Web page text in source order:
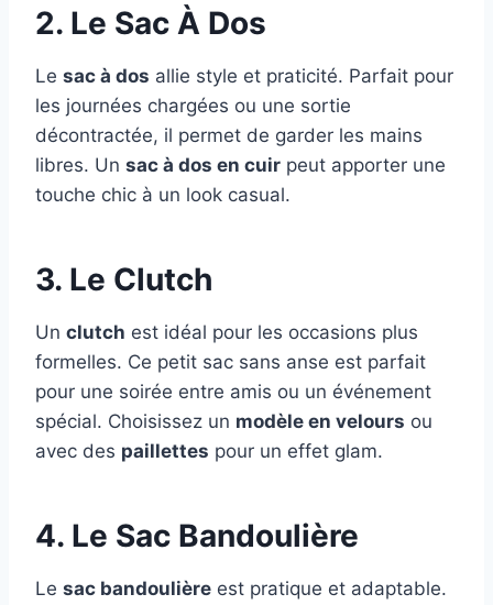
2. Le Sac À Dos
Le sac à dos allie style et praticité. Parfait pour
les journées chargées ou une sortie
décontractée, il permet de garder les mains
libres. Un sac à dos en cuir peut apporter une
touche chic à un look casual.
3. Le Clutch
Un clutch est idéal pour les occasions plus
formelles. Ce petit sac sans anse est parfait
pour une soirée entre amis ou un événement
spécial. Choisissez un modèle en velours ou
avec des paillettes pour un effet glam.
4. Le Sac Bandoulière
Le sac bandoulière est pratique et adaptable.